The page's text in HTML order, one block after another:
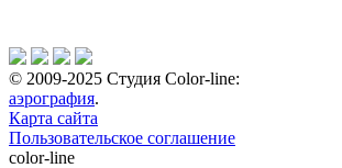
© 2009-2025 Студия Color-line:
аэрография.
Карта сайта
Пользовательское соглашение
color-line